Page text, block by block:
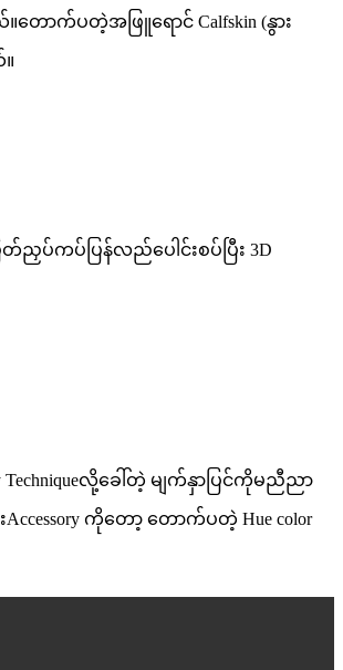
ောက်ပတဲ့အဖြူရောင် Calfskin (နွား
ညှပ်ကပ်ပြန်လည်ပေါင်းစပ်ပြီး 3D
လို့ခေါ်တဲ့ မျက်နှာပြင်ကိုမညီညာ
ကိုတော့ တောက်ပတဲ့ Hue color